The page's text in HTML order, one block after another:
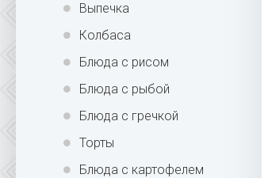
Выпечка
Колбаса
Блюда с рисом
Блюда с рыбой
Блюда с гречкой
Торты
Блюда с картофелем